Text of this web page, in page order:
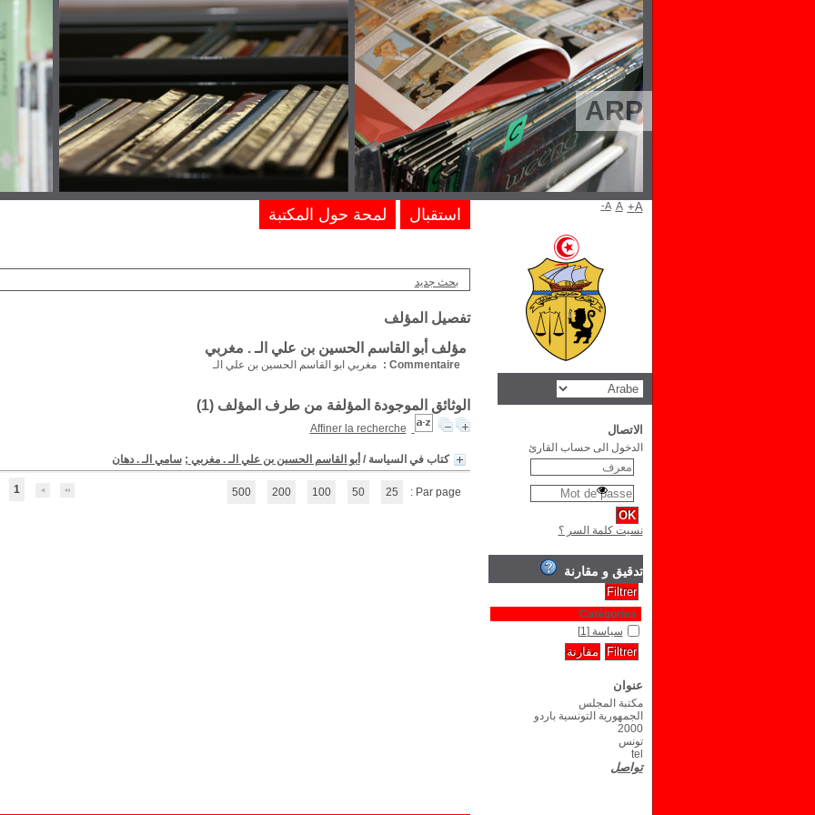
ARP
بحث جديد
تفصيل المؤلف
مؤلف أبو القاسم الحسين بن علي الـ . مغربي
Commentaire : مغربي ابو القاسم الحسين بن علي الـ
الوثائق الموجودة المؤلفة من طرف المؤلف (1
)
Affiner la recherche
كتاب في السياسة / أبو القاسم الحسين بن علي الـ . مغربي ;سامي الـ . دهان
1 Par page :
25
50
100
200
500
استقبال لمحة حول المكتبة A- A A+
الاتصال
الدخول الى حساب القارئ
نسيت كلمة السر ؟
تدقيق و مقارنة
Catégories
سياسة [1]
عنوان
مكتبة المجلس
الجمهورية التونسية باردو
2000
تونس
tel
تواصل